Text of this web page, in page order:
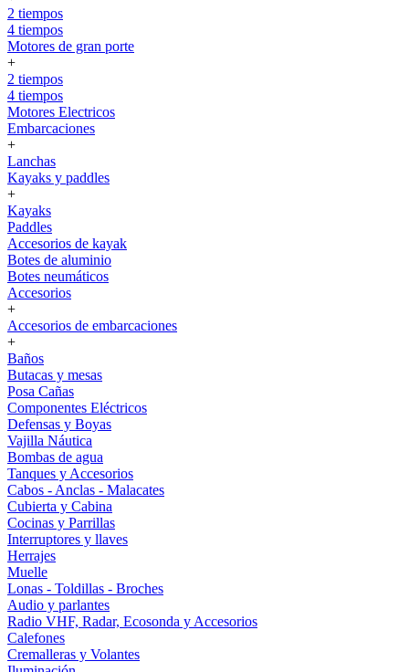
2 tiempos
4 tiempos
Motores de gran porte
+
2 tiempos
4 tiempos
Motores Electricos
Embarcaciones
+
Lanchas
Kayaks y paddles
+
Kayaks
Paddles
Accesorios de kayak
Botes de aluminio
Botes neumáticos
Accesorios
+
Accesorios de embarcaciones
+
Baños
Butacas y mesas
Posa Cañas
Componentes Eléctricos
Defensas y Boyas
Vajilla Náutica
Bombas de agua
Tanques y Accesorios
Cabos - Anclas - Malacates
Cubierta y Cabina
Cocinas y Parrillas
Interruptores y llaves
Herrajes
Muelle
Lonas - Toldillas - Broches
Audio y parlantes
Radio VHF, Radar, Ecosonda y Accesorios
Calefones
Cremalleras y Volantes